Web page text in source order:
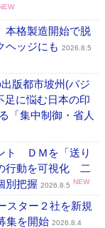
格製造開始で脱
ヘッジにも 2026.8.5
版都市坡州(パジ
に悩む日本の印
「集中制御・省人
ト ＤＭを「送り
行動を可視化 二
別把握 2026.8.5 NEW
ター２社を新規
集を開始 2026.8.4